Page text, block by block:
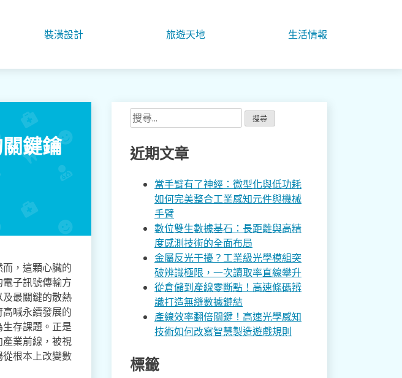
裝潢設計 旅遊天地 生活情報
鍵鑰
，這顆心臟的
子訊號傳輸方
最關鍵的散熱
喊永續發展的
存課題。正是
業前線，被視
根本上改變數
搜
尋
關
鍵
近期文章
當手臂有了神經：微型化與低功耗
如何完美整合工業感知元件與機械
手臂
數位雙生數據基石：長距離與高精
度感測技術的全面布局
金屬反光干擾？工業級光學模組突
破辨識極限，一次讀取率直線攀升
從倉儲到產線零斷點！高速條碼辨
識打造無縫數據鏈結
產線效率翻倍關鍵！高速光學感知
技術如何改寫智慧製造遊戲規則
標籤